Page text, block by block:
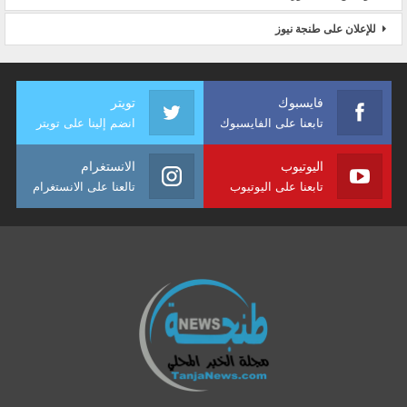
للإعلان على طنجة نيوز
فايسبوك
تابعنا على الفايسبوك
تويتر
انضم إلينا على تويتر
اليوتيوب
تابعنا على اليوتيوب
الانستغرام
تالعنا على الانستغرام